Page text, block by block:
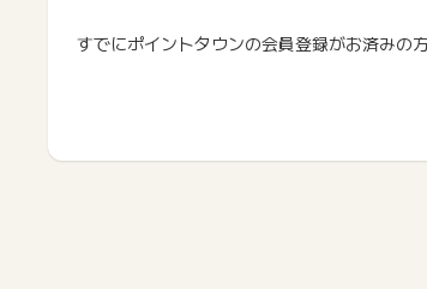
すでにポイントタウンの会員登録がお済みの